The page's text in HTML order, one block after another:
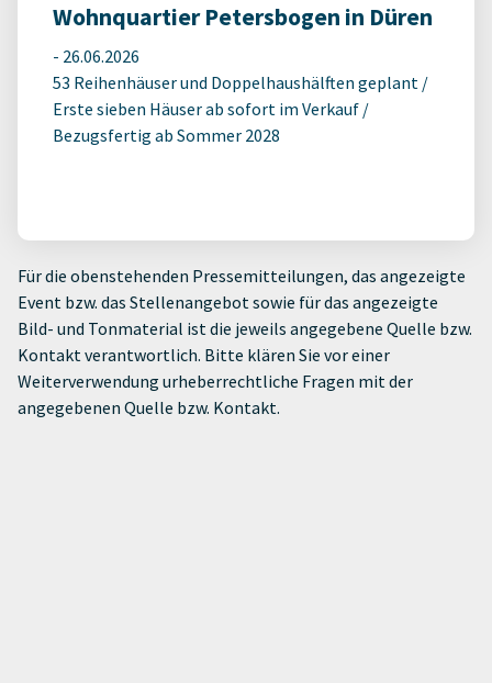
Wohnquartier Petersbogen in Düren
- 26.06.2026
53 Reihenhäuser und Doppelhaushälften geplant /
Erste sieben Häuser ab sofort im Verkauf /
Bezugsfertig ab Sommer 2028
Für die obenstehenden Pressemitteilungen, das angezeigte
Event bzw. das Stellenangebot sowie für das angezeigte
Bild- und Tonmaterial ist die jeweils angegebene Quelle bzw.
Kontakt verantwortlich. Bitte klären Sie vor einer
Weiterverwendung urheberrechtliche Fragen mit der
angegebenen Quelle bzw. Kontakt.